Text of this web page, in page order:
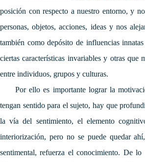
posición con respecto a nuestro entorno, y
personas, objetos, acciones, ideas y nos
también como depósito de influencias
ciertas características invariables y otras que
entre individuos, grupos y culturas.
Por ello es importante lograr la
tengan sentido para el sujeto, hay que
la vía del sentimiento, el elemento
interiorización, pero no se puede quedar
sentimental, refuerza el conocimiento. De lo